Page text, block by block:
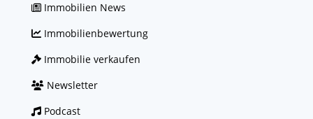
Immobilien News
Immobilienbewertung
Immobilie verkaufen
Newsletter
Podcast